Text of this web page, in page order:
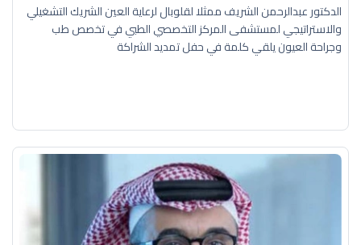
الدكتور عبدالرحمن الشريف ممثلا لقلوبال لرعاية العين الشريك التشغيلي
والاستراتيجي لمستشفى المركز التخصصي الطبي في تخصص طب
وجراحة العيون يلقي كلمة في حفل تمديد الشراكة